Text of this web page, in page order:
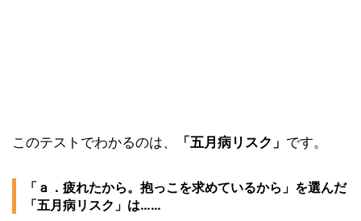
このテストでわかるのは、 「五月病リスク」 です。
「ａ．疲れたから。抱っこを求めているから」を選んだ
「五月病リスク」は……